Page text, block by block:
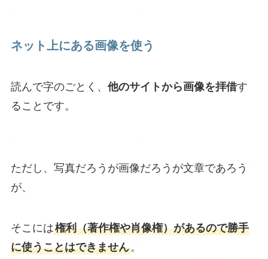
ネット上にある画像を使う
読んで字のごとく、 他のサイトから画像を拝借す
ることです。
ただし、写真だろうが画像だろうが文章であろう
が、
そこには権利（著作権や肖像権）があるので勝手
に使うことはできません。